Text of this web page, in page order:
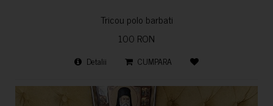
Tricou polo barbati
100 RON
Detalii CUMPARA